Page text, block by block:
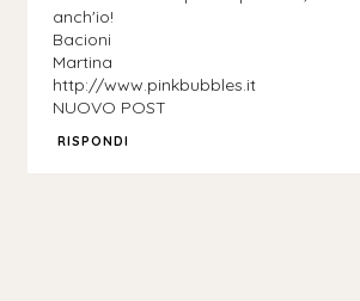
anch'io!
Bacioni
Martina
http://www.pinkbubbles.it
NUOVO POST
RISPONDI